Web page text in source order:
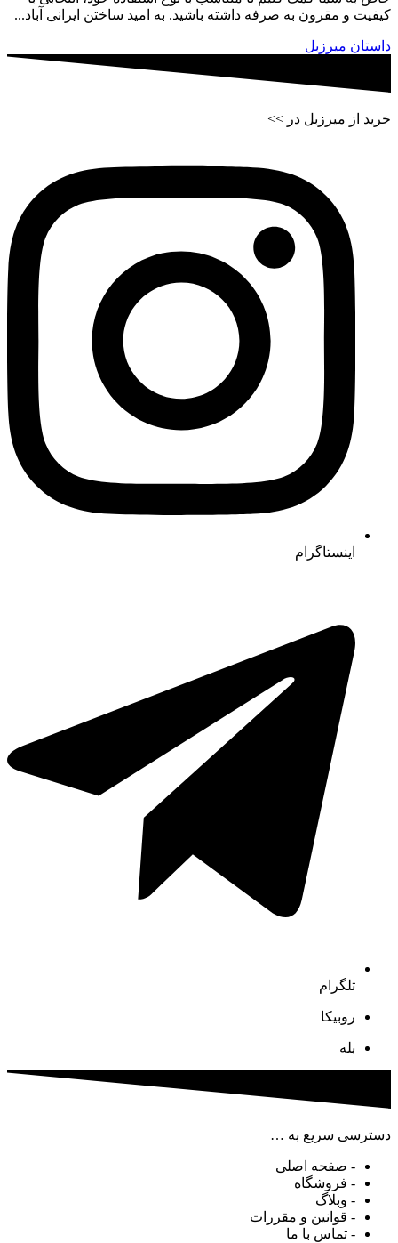
کیفیت و مقرون به صرفه داشته باشید. به امید ساختن ایرانی آباد...
داستان میرزبل
خرید از میرزبل در >>
اینستاگرام
تلگرام
روبیکا
بله
دسترسی سریع به …
- صفحه اصلی
- فروشگاه
- وبلاگ
- قوانین و مقررات
- تماس با ما